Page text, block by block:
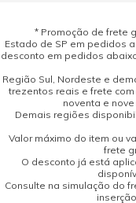
* Promoção de frete
Estado de SP em pedidos
desconto em pedidos
Região Sul, Nordeste e
trezentos reais e frete
noventa e
Demais regiões
Valor máximo do item ou
frete
O desconto já está
Consulte na simulação do